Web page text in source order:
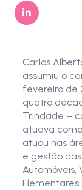
Carlos
assumiu o
fevereiro de
quatro
Trindade –
atuava
atuou nas
e gestão
Automóveis,
Elementares